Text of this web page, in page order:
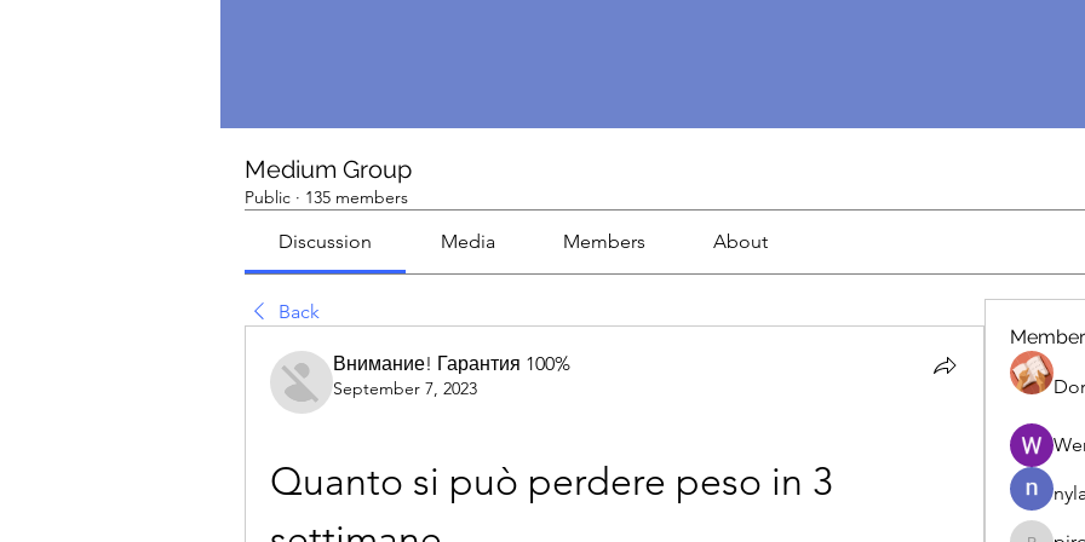
Medium Group
Public · 135 members
Discussion Media Members About
Back
Внимание! Гарантия 100%
September 7, 2023
Quanto si può perdere peso in 3